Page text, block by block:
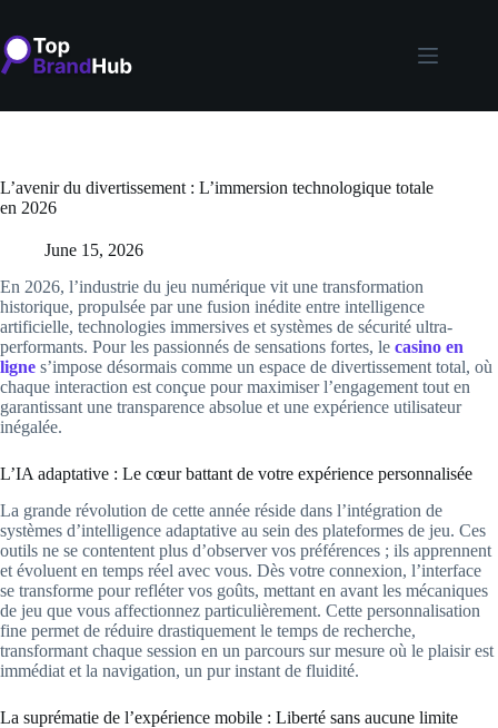
content
L’avenir du divertissement : L’immersion technologique totale
en 2026
June 15, 2026
En 2026, l’industrie du jeu numérique vit une transformation
historique, propulsée par une fusion inédite entre intelligence
artificielle, technologies immersives et systèmes de sécurité ultra-
performants. Pour les passionnés de sensations fortes, le casino en
ligne s’impose désormais comme un espace de divertissement total, où
chaque interaction est conçue pour maximiser l’engagement tout en
garantissant une transparence absolue et une expérience utilisateur
inégalée.
L’IA adaptative : Le cœur battant de votre expérience personnalisée
La grande révolution de cette année réside dans l’intégration de
systèmes d’intelligence adaptative au sein des plateformes de jeu. Ces
outils ne se contentent plus d’observer vos préférences ; ils apprennent
et évoluent en temps réel avec vous. Dès votre connexion, l’interface
se transforme pour refléter vos goûts, mettant en avant les mécaniques
de jeu que vous affectionnez particulièrement. Cette personnalisation
fine permet de réduire drastiquement le temps de recherche,
transformant chaque session en un parcours sur mesure où le plaisir est
immédiat et la navigation, un pur instant de fluidité.
La suprématie de l’expérience mobile : Liberté sans aucune limite